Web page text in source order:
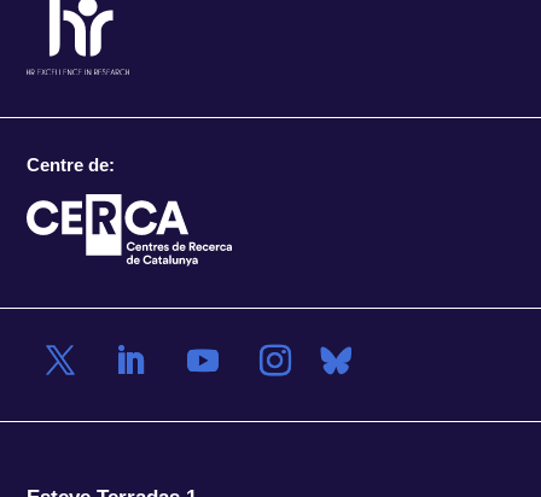
Centre de: